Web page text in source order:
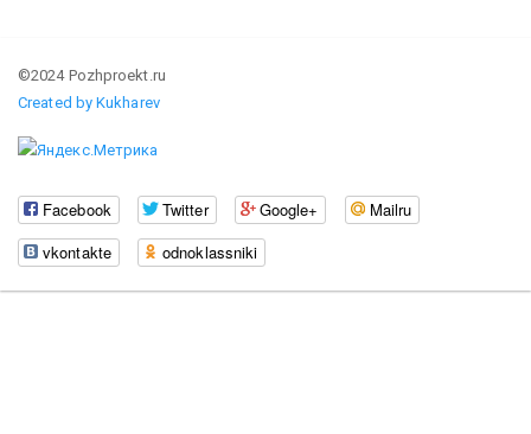
©2024 Pozhproekt.ru
Created by Kukharev
Facebook Twitter Google+
Mailru
vkontakte
odnoklassniki